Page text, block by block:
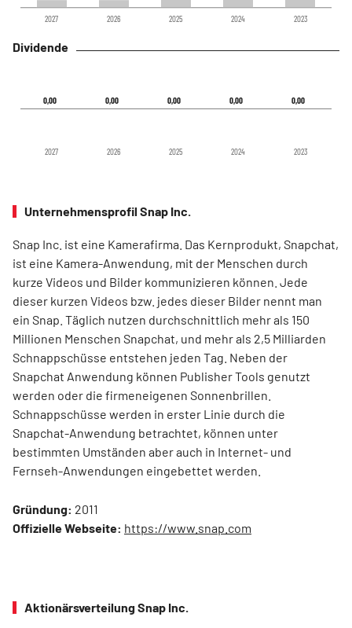
2027 2026 2025 2024 2023
Dividende
0,00
0,00 0,00
0,00 0,00
0,00 0,00
0,00 0,00
0,00
2027 2026 2025 2024 2023
Unternehmensprofil Snap Inc.
Snap Inc. ist eine Kamerafirma. Das Kernprodukt, Snapchat,
ist eine Kamera-Anwendung, mit der Menschen durch
kurze Videos und Bilder kommunizieren können. Jede
dieser kurzen Videos bzw. jedes dieser Bilder nennt man
ein Snap. Täglich nutzen durchschnittlich mehr als 150
Millionen Menschen Snapchat, und mehr als 2,5 Milliarden
Schnappschüsse entstehen jeden Tag. Neben der
Snapchat Anwendung können Publisher Tools genutzt
werden oder die firmeneigenen Sonnenbrillen.
Schnappschüsse werden in erster Linie durch die
Snapchat-Anwendung betrachtet, können unter
bestimmten Umständen aber auch in Internet- und
Fernseh-Anwendungen eingebettet werden.
Gründung: 2011
Offizielle Webseite: https://www.snap.com
Aktionärsverteilung Snap Inc.